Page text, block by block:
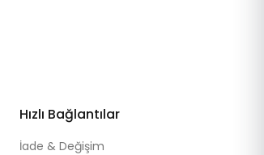
Hızlı Bağlantılar
İade & Değişim